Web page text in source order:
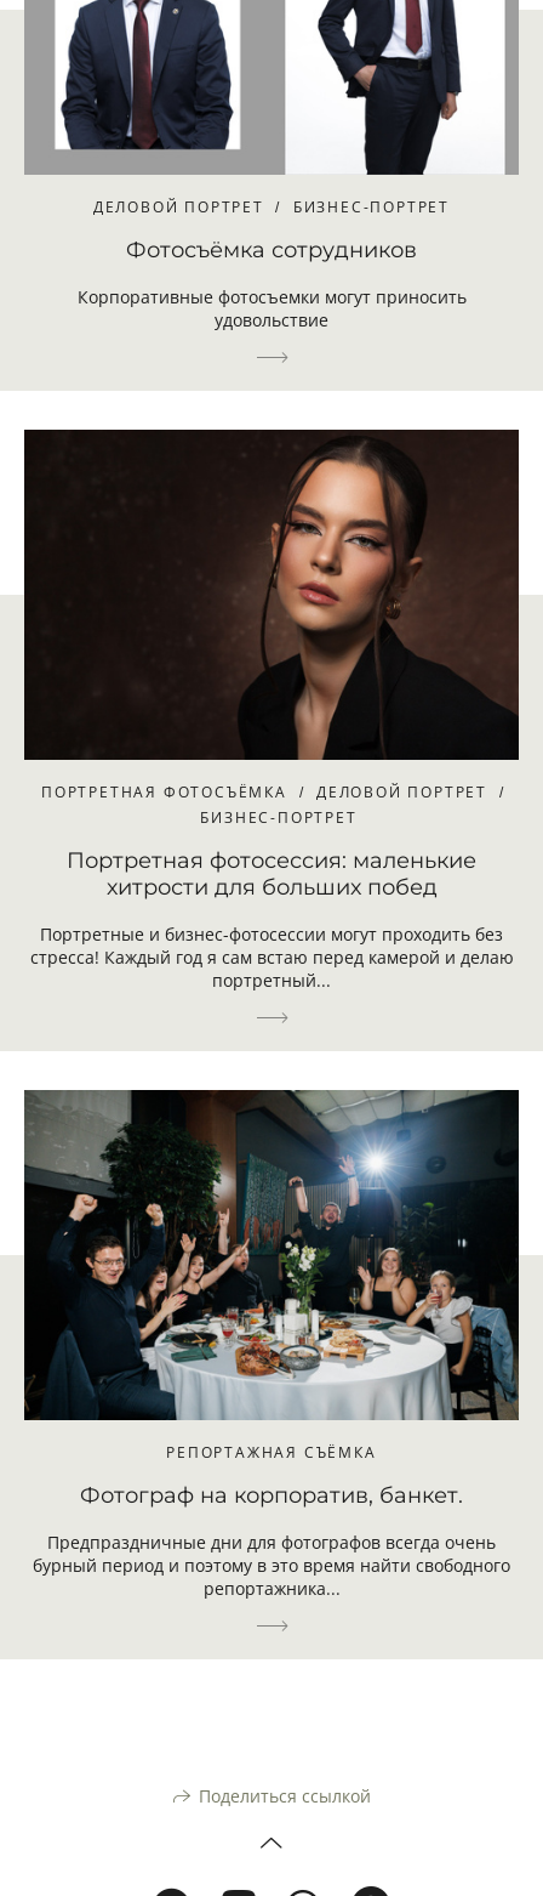
ДЕЛОВОЙ ПОРТРЕТ БИЗНЕС-ПОРТРЕТ
Фотосъёмка сотрудников
Корпоративные фотосъемки могут приносить
удовольствие
ПОРТРЕТНАЯ ФОТОСЪЁМКА
ДЕЛОВОЙ ПОРТРЕТ
БИЗНЕС-ПОРТРЕТ
Портретная фотосессия: маленькие
хитрости для больших побед
Портретные и бизнес-фотосессии могут проходить без
стресса! Каждый год я сам встаю перед камерой и делаю
портретный...
РЕПОРТАЖНАЯ СЪЁМКА
Фотограф на корпоратив, банкет.
Предпраздничные дни для фотографов всегда очень
бурный период и поэтому в это время найти свободного
репортажника...
Поделиться ссылкой